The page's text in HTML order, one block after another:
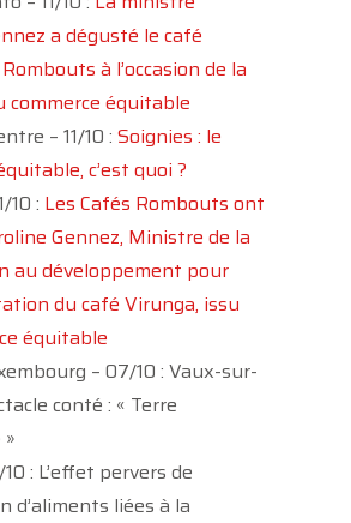
a dégusté le café
à l’occasion de la
commerce équitable
– 11/10 : Soignies : le
c’est quoi ?
10 : Les Cafés Rombouts ont
Gennez, Ministre de la
au développement pour
du café Virunga, issu
équitable
– 07/10 : Vaux-sur-
conté : « Terre
10 : L’effet pervers de
d’aliments liées à la